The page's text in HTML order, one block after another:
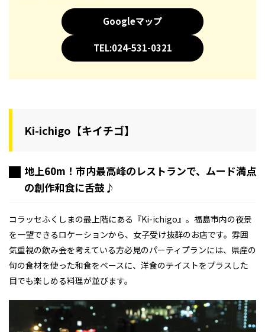
Googleマップ
TEL:024-531-0321
Ki-ichigo【キイチゴ】
地上60m！市内最高峰のレストランで、ムード満点
の創作和食に舌鼓♪
コラッセふくしまの最上階にある『Ki-ichigo』。福島市内の夜景
を一望できるロケーションから、女子受け抜群のお店です。雰囲
気重視の飲み会を考えている方必見のパーティプランには、県産の
旬の食材を使った和食をベースに、洋食のテイストをプラスした
目でも楽しめる料理が並びます。